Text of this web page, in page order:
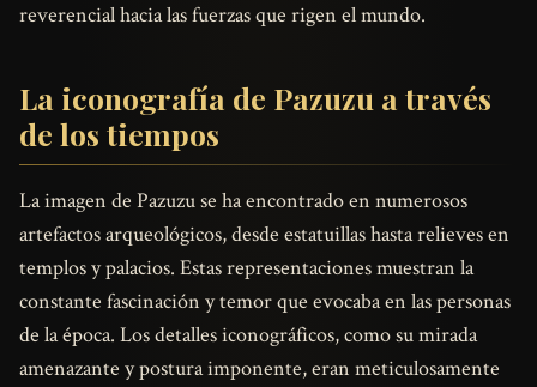
reverencial hacia las fuerzas que rigen el mundo.
La iconografía de Pazuzu a través
de los tiempos
La imagen de Pazuzu se ha encontrado en numerosos
artefactos arqueológicos, desde estatuillas hasta relieves en
templos y palacios. Estas representaciones muestran la
constante fascinación y temor que evocaba en las personas
de la época. Los detalles iconográficos, como su mirada
amenazante y postura imponente, eran meticulosamente